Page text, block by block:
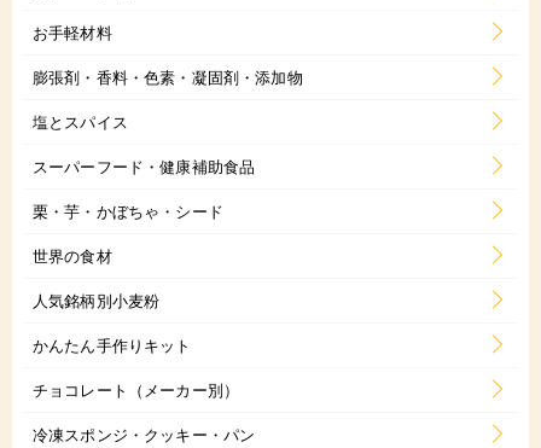
お手軽材料
膨張剤・香料・色素・凝固剤・添加物
塩とスパイス
スーパーフード・健康補助食品
栗・芋・かぼちゃ・シード
世界の食材
人気銘柄別小麦粉
かんたん手作りキット
チョコレート（メーカー別）
冷凍スポンジ・クッキー・パン